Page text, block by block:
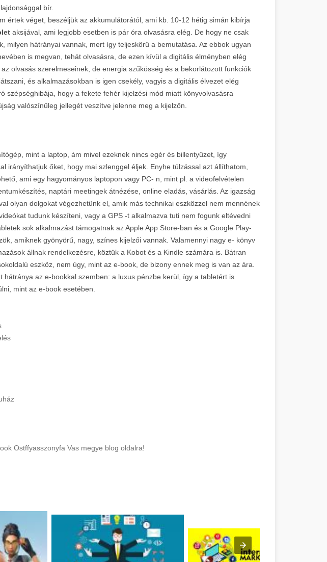
bír.
értek véget, beszéljük az akkumulátorától, ami kb. 10-12 hétig simán kibírja
aksijával, ami legjobb esetben is pár óra olvasásra elég. De hogy ne csak
milyen hátrányai vannak, mert így teljeskörű a bemutatása. Az ebbok ugyan
is megvan, tehát olvasásra, de ezen kívül a digitális élményben elég
olvasás szerelmeseinek, de energia szűkösség és a bekorlátozott funkciók
és alkalmazásokban is igen csekély, vagyis a digitális élvezet elég
szépséghibája, hogy a fekete fehér kijelzési mód miatt könyvolvasásra
valószínűleg jellegét veszítve jelenne meg a kijelzőn.
mint a laptop, ám mivel ezeknek nincs egér és billentyűzet, így
irányíthatjuk őket, hogy mai szlenggel éljek. Enyhe túlzással azt állíthatom,
ami egy hagyományos laptopon vagy PC- n, mint pl. a videofelvételen
naptári meetingek átnézése, online eladás, vásárlás. Az igazság
olyan dolgokat végezhetünk el, amik más technikai eszközzel nem mennének
tudunk készíteni, vagy a GPS -t alkalmazva tuti nem fogunk eltévedni
sok alkalmazást támogatnak az Apple App Store-ban és a Google Play-
amiknek gyönyörű, nagy, színes kijelzői vannak. Valamennyi nagy e- könyv
állnak rendelkezésre, köztük a Kobot és a Kindle számára is. Bátran
eszköz, nem úgy, mint az e-book, de bizony ennek meg is van az ára.
hátránya az e-bookkal szemben: a luxus pénzbe kerül, így a tabletért is
mint az e-book esetében.
Ostffyasszonyfa Vas megye blog oldalra!